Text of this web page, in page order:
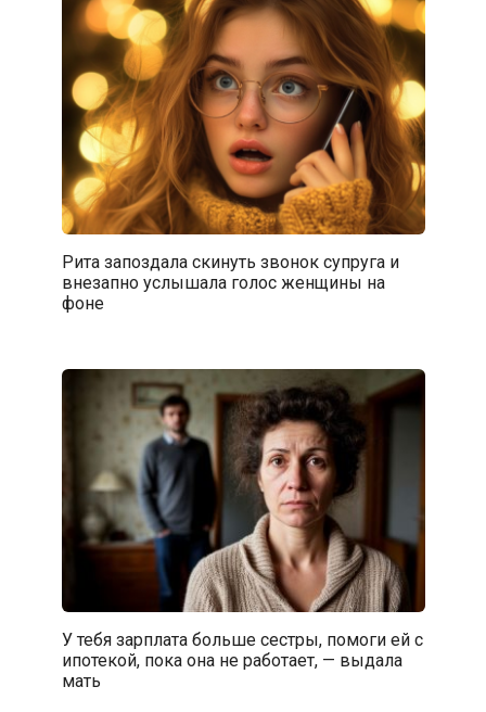
Рита запоздала скинуть звонок супруга и
внезапно услышала голос женщины на
фоне
У тебя зарплата больше сестры, помоги ей с
ипотекой, пока она не работает, — выдала
мать